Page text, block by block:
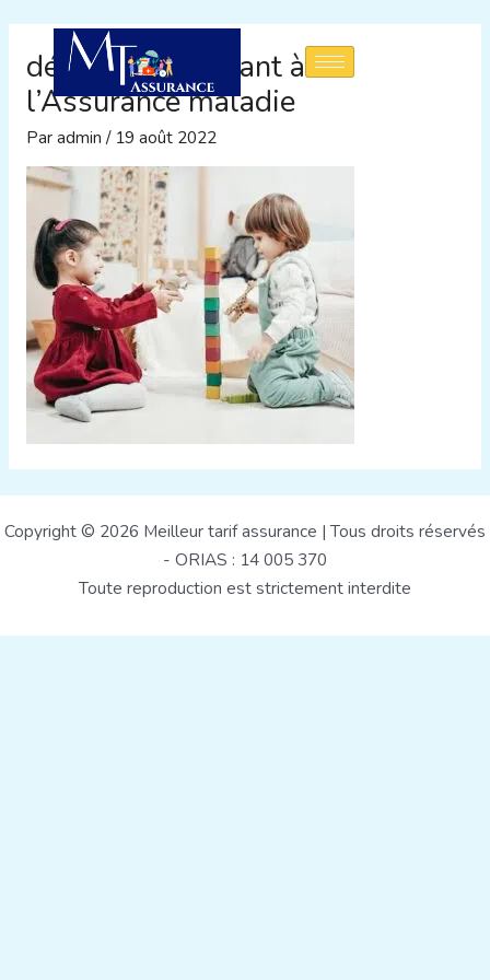
contenudéclarer son enfant à
l’Assurance maladie
Paradmin / 19 août 2022
Copyright © 2026 Meilleur tarif assurance | Tous droits réservés
- ORIAS : 14 005 370
Toute reproduction est strictement interdite